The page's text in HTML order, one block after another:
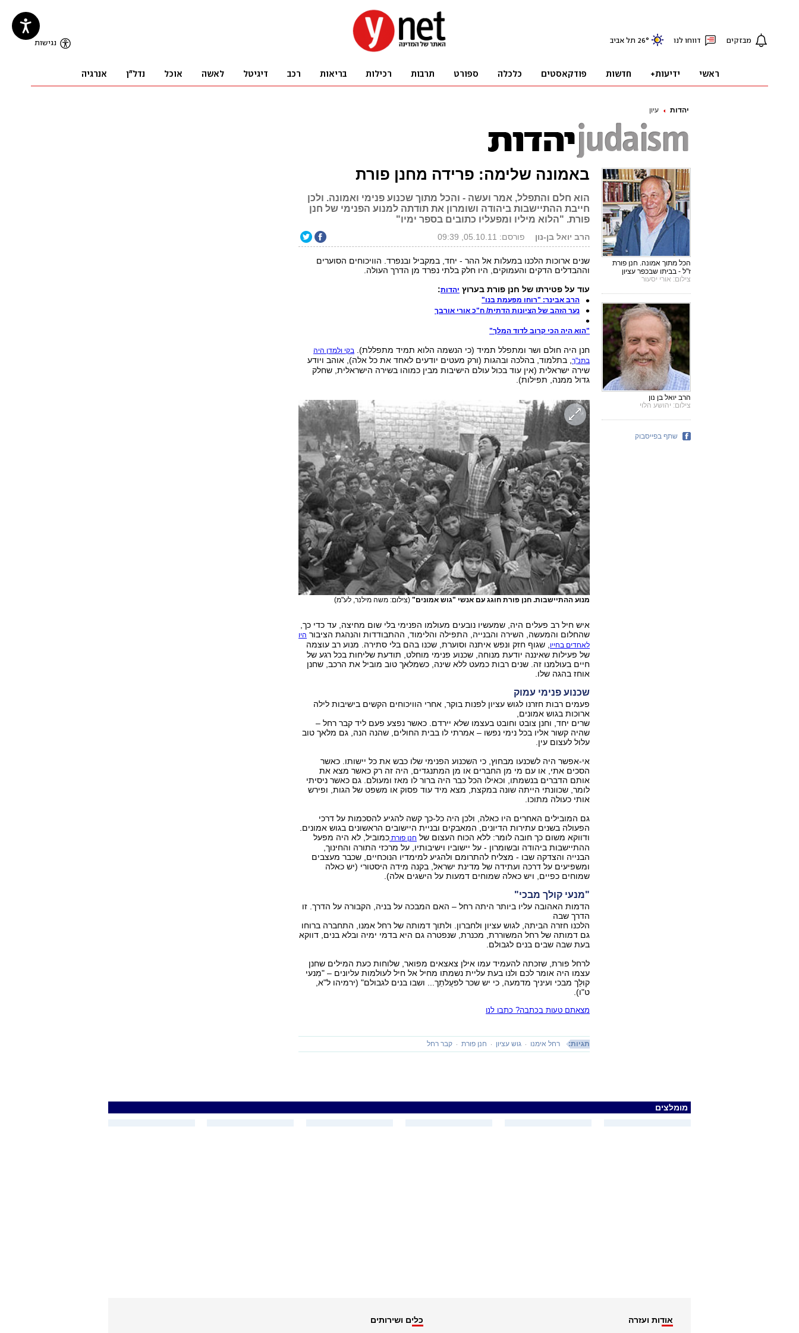
יהדות עיון
באמונה שלימה: פרידה מחנן פורת
הוא חלם והתפלל, אמר ועשה - והכל מתוך שכנוע פנימי ואמונה. ולכן
חייבת ההתיישבות ביהודה ושומרון את תודתה למנוע הפנימי של חנן
פורת. "הלוא מיליו ומפעליו כתובים בספר ימיו"
הרב יואל בן-נון פורסם: 05.10.11, 09:39
שנים ארוכות הלכנו במעלות אל ההר - יחד, במקביל ובנפרד. הוויכוחים הסוערים
וההבדלים הדקים והעמוקים, היו חלק בלתי נפרד מן הדרך העולה.
עוד על פטירתו של חנן פורת בערוץ יהדות:
הרב אבינר: "רוחו מפעמת בנו"
נער הזהב של הציונות הדתית/ ח"כ אורי אורבך
"הוא היה הכי קרוב לדוד המלך"
חנן היה חולם ושר ומתפלל תמיד (כי הנשמה הלוא תמיד מתפללת). בקי ולמדן היה
בתנ"ך, בתלמוד, בהלכה ובהגות (ורק מעטים יודעים לאחד את כל אלה), אוהב ויודע
שירה ישראלית (אין עוד בכול עולם הישיבות מבין כמוהו בשירה הישראלית, שחלק
גדול ממנה, תפילות).
מנוע ההתיישבות. חנן פורת חוגג עם אנשי "גוש אמונים" (צילום: משה מילנר, לע"מ)
איש חיל רב פעלים היה, שמעשיו נובעים מעולמו הפנימי בלי שום מחיצה, עד כדי כך,
שהחלום והמעשה, השירה והבנייה, התפילה והלימוד, ההתבודדות והנהגת הציבור היו
לאחדים בחייו
, שגוף חזק ונפש איתנה וסוערת, שכנו בהם בלי סתירה. מנוע רב עוצמה
של פעילות שאיננה יודעת מנוחה, שכנוע פנימי מוחלט, תודעת שליחות בכל רגע של
חיים בעולמנו זה. שנים רבות כמעט ללא שינה, כשמלאך טוב מוביל את הרכב, שחנן
אוחז בהגה שלו.
שכנוע פנימי עמוק
פעמים רבות חזרנו לגוש עציון לפנות בוקר, אחרי הוויכוחים הקשים בישיבות לילה
ארוכות בגוש אמונים,
שרים יחד, וחנן צובט וחובט בעצמו שלא יירדם. כאשר נפצע פעם ליד קבר רחל –
שהיה קשור אליו בכל נימי נפשו – אמרתי לו בבית החולים, שהנה הנה, גם מלאך טוב
עלול לעצום עין.
אי-אפשר היה לשכנעו מבחוץ, כי השכנוע הפנימי שלו כבש את כל יישותו. כאשר
הסכים אתי, או עם מי מן החברים או מן המתנגדים, היה זה רק כאשר מצא את
אותם הדברים בנשמתו, וכאילו הכל כבר היה ברור לו מאז ומעולם. גם כאשר ניסיתי
לומר, שכוונתי הייתה שונה במקצת, מצא מיד עוד פסוק או משפט של הגות, ופירש
אותי כעולה מתוכו.
גם המובילים האחרים היו כאלה, ולכן היה כל-כך קשה להגיע להסכמות על דרכי
הפעולה בשנים עתירות הדיונים, המאבקים ובניית היישובים הראשונים בגוש אמונים.
ודווקא משום כך חובה לומר: ללא הכוח העצום של חנן פורת כמוביל, לא היה מפעל
ההתיישבות ביהודה ובשומרון - על יישוביו וישיבותיו, על מרכזי התורה והחינוך,
הבנייה והצדקה שבו - מצליח להתרומם ולהגיע למימדיו הנוכחיים, שכבר מעצבים
ומשפיעים על דרכה ועתידה של מדינת ישראל, בקנה מידה היסטורי (יש כאלה
שמוחים כפיים, ויש כאלה שמוחים דמעות על הישגים אלה).
"מנעי קולך מבכי"
הדמות האהובה עליו ביותר היתה רחל – האם המבכה על בניה, הקבורה על הדרך. זו
הדרך שבה
הלכנו חזרה הביתה, לגוש עציון ולחברון. ולתוך דמותה של רחל אמנו, התחברה ברוחו
גם דמותה של רחל המשוררת, מכנרת, שנפטרה גם היא בדמי ימיה ובלא בנים, דווקא
בעת שבה שבים בנים לגבולם.
לרחל פורת, שזכתה להעמיד עמו אילן צאצאים מפואר, שלוחות כעת המילים שחנן
עצמו היה אומר לכם ולנו בעת עליית נשמתו מחיל אל חיל לעולמות עליונים – "מִנעי
קולֵך מבכי ועיניך מדמעה, כי יש שכר לפעֻלתֵך... ושבו בנים לגבולם" (ירמיהו ל"א,
ט"ו).
מצאתם טעות בכתבה? כתבו לנו
תגיות: רחל אימנו גוש עציון חנן פורת קבר רחל
הכל מתוך אמונה. חנן פורת
ז"ל - בביתו שבכפר עציון
צילום: אורי יסעור
הרב יואל בן נון
צילום: יהושע הלוי
שתף בפייסבוק
מומלצים
אודות ועזרה כלים ושירותים